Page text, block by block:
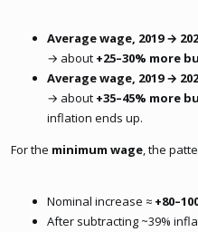
Average wage, 2019 →
→ about +25–30% more
Average wage, 2019 →
→ about +35–45% more
inflation ends up.
For the minimum wage, the
Nominal increase ≈
After subtracting ~39%